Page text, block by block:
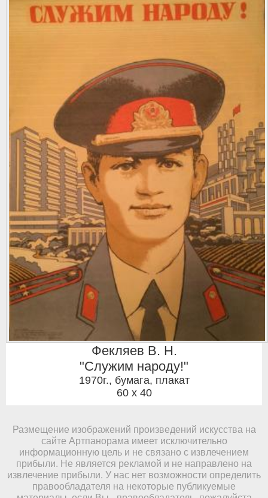
Фекляев В. Н.
"Служим народу!"
1970г., бумага, плакат
60 x 40
Размещение изображений произведений искусства на
сайте Артпанорама имеет исключительно
информационную цель и не связано с извлечением
прибыли. Не является рекламой и не направлено на
извлечение прибыли. У нас нет возможности определить
правообладателя на некоторые публикуемые